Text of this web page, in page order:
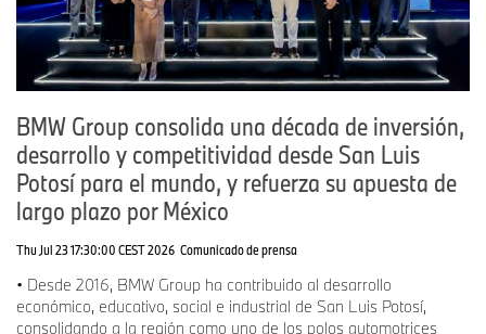
contratación del 95%.
La visión de BMW Group ha sido preparar a nuevas
generaciones para una industria cada vez más tecnológica, digital
y orientada a la electromovilidad. Como resultado, más de 110
colaboradores mexicanos han participado en proyectos
internacionales dentro de la red global de BMW Group en países
como Alemania, Hungría, China, Estados Unidos y Sudáfrica.
Historias como la de Leonel Martínez, quien inició su trayectoria
profesional en las primeras etapas de desarrollo de la Planta y
hoy forma parte de áreas estratégicas de la operación, reflejan el
BMW Group consolida una década de inversión,
desarrollo y competitividad desde San Luis
Potosí para el mundo, y refuerza su apuesta de
largo plazo por México
Thu Jul 23 17:30:00 CEST 2026 Comunicado de prensa
• Desde 2016, BMW Group ha contribuido al desarrollo
económico, educativo, social e industrial de San Luis Potosí,
consolidando a la región como uno de los polos automotrices